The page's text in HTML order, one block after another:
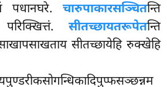
पधानघरे. चारुपाकारसञ्चितन्ति
सीतच्छायतरूपेतन्ति
सीतच्छायेहि रुक्खेहि